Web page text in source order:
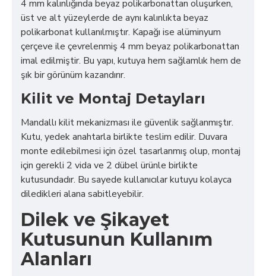
4 mm kalınlığında beyaz polikarbonattan oluşurken,
üst ve alt yüzeylerde de aynı kalınlıkta beyaz
polikarbonat kullanılmıştır. Kapağı ise alüminyum
çerçeve ile çevrelenmiş 4 mm beyaz polikarbonattan
imal edilmiştir. Bu yapı, kutuya hem sağlamlık hem de
şık bir görünüm kazandırır.
Kilit ve Montaj Detayları
Mandallı kilit mekanizması ile güvenlik sağlanmıştır.
Kutu, yedek anahtarla birlikte teslim edilir. Duvara
monte edilebilmesi için özel tasarlanmış olup, montaj
için gerekli 2 vida ve 2 dübel ürünle birlikte
kutusundadır. Bu sayede kullanıcılar kutuyu kolayca
diledikleri alana sabitleyebilir.
Dilek ve Şikayet
Kutusunun Kullanım
Alanları